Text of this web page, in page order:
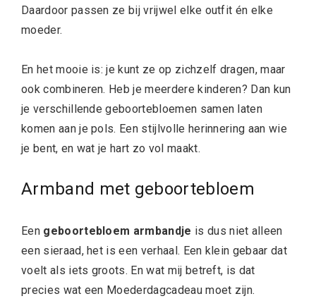
Daardoor passen ze bij vrijwel elke outfit én elke
moeder.
En het mooie is: je kunt ze op zichzelf dragen, maar
ook combineren. Heb je meerdere kinderen? Dan kun
je verschillende geboortebloemen samen laten
komen aan je pols. Een stijlvolle herinnering aan wie
je bent, en wat je hart zo vol maakt.
Armband met geboortebloem
Een geboortebloem armbandje is dus niet alleen
een sieraad, het is een verhaal. Een klein gebaar dat
voelt als iets groots. En wat mij betreft, is dat
precies wat een Moederdagcadeau moet zijn.